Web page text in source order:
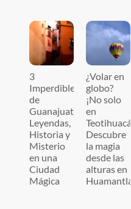
3
Imperdibles
de
Guanajuato:
Leyendas,
Historia y
Misterio
en una
Ciudad
Mágica
¿Volar en
globo?
¡No solo
en
Descubre
la magia
desde las
alturas en
Huamantla